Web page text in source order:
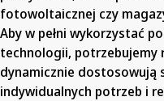
fotowoltaicznej czy
Aby w pełni wykorzystać
technologii, potrzebujemy
dynamicznie dostosowują
indywidualnych potrzeb i